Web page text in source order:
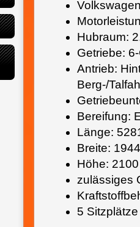
Hubraum:
Getriebe:
Antrieb:
Berg-/
Bereifung:
Länge:
Breite:
Höhe:
zulässiges
5 Sitzplätze